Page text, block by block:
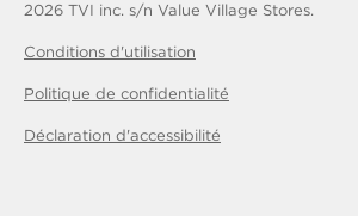
2026 TVI inc. s/n Value Village Stores.
Conditions d'utilisation
Politique de confidentialité
Déclaration d'accessibilité